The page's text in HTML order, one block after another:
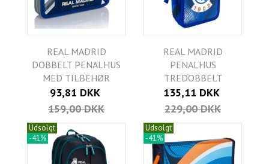
REAL MADRID
DOBBELT PENALHUS
MED TILBEHØR
93,81 DKK
159,00 DKK
REAL MADRID
PENALHUS
TREDOBBELT
135,11 DKK
229,00 DKK
Udsolgt
-41%
Udsolgt
-41%